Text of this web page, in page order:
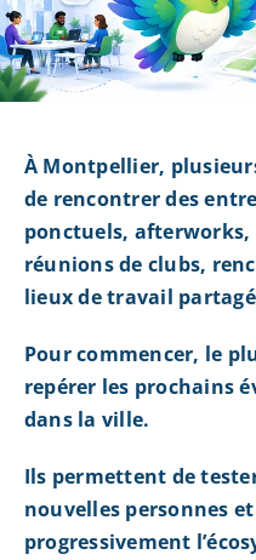
À Montpellier,
de rencontrer des
ponctuels, afterworks,
réunions de clubs,
lieux de travail
Pour commencer, le
repérer les prochains
dans la ville.
Ils permettent de
nouvelles personnes
progressivement